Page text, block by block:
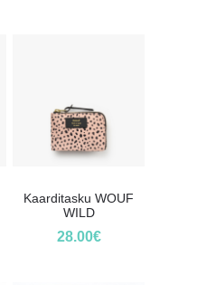
Kaarditasku WOUF
WILD
28.00€